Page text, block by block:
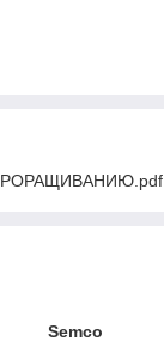
Semco